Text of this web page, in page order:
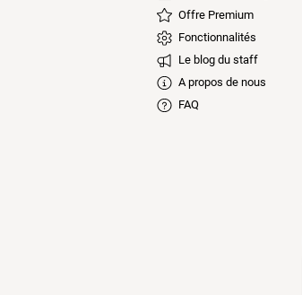
Offre Premium
Fonctionnalités
Le blog du staff
A propos de nous
FAQ